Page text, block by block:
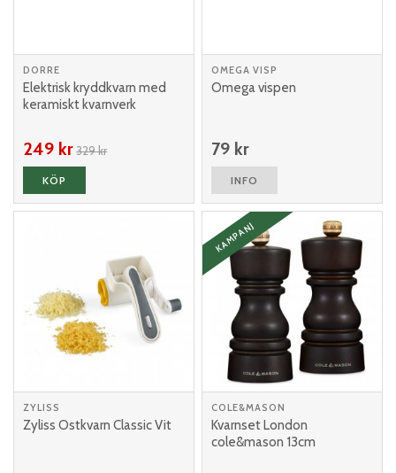
DORRE
Elektrisk kryddkvarn med
keramiskt kvarnverk
249 kr329 kr
KÖP
OMEGA VISP
Omega vispen
79 kr
INFO
ZYLISS
Zyliss Ostkvarn Classic Vit
COLE&MASON
Kvarnset London
cole&mason 13cm
KAMPANJ